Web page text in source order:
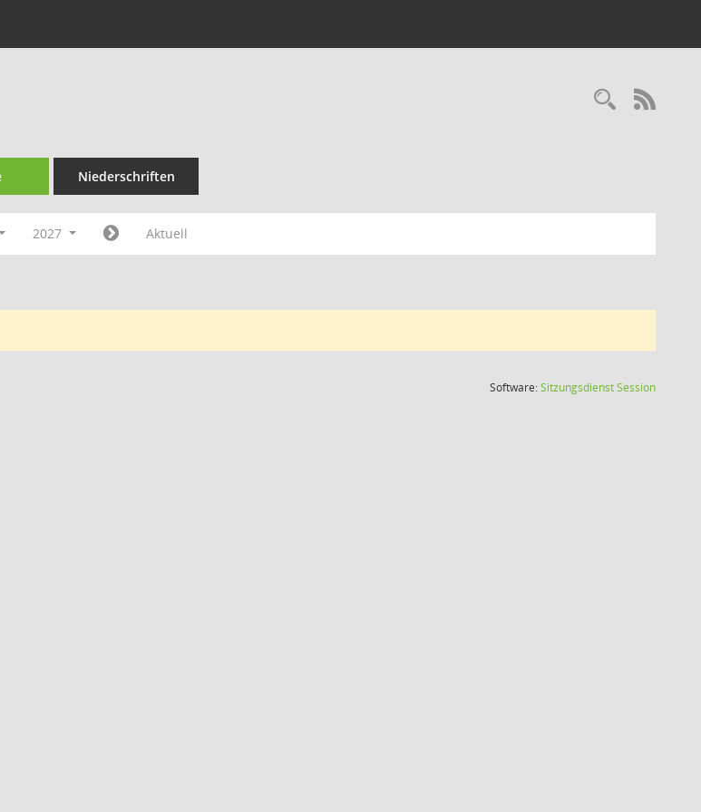
Niederschriften
2027 Aktuell
Software:SitzungsdienstSession(Wird in